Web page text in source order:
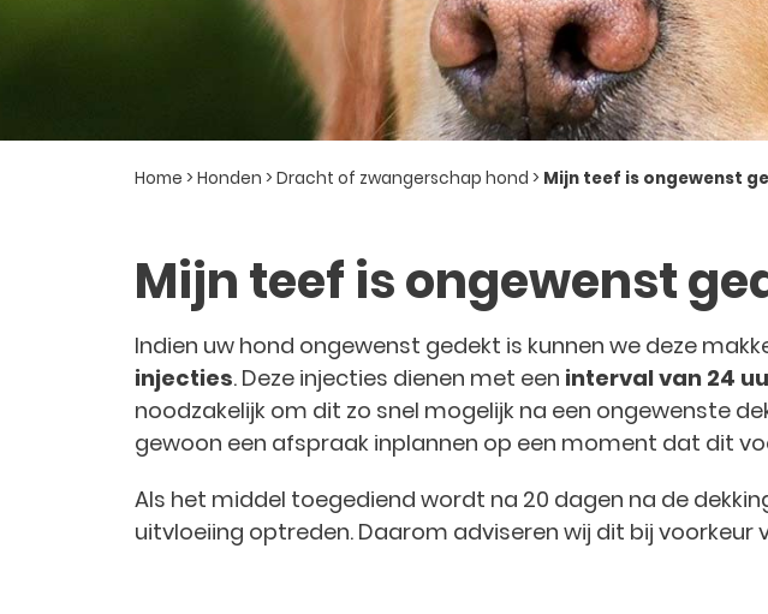
Home > Honden > Dracht of zwangerschap hond > Mijn teef is ongewenst
Mijn teef is ongewenst
Indien uw hond ongewenst gedekt is kunnen we deze
injecties. Deze injecties dienen met een interval van 24
noodzakelijk om dit zo snel mogelijk na een ongewenste
gewoon een afspraak inplannen op een moment dat dit
Als het middel toegediend wordt na 20 dagen na de
uitvloeiing optreden. Daarom adviseren wij dit bij voorkeur